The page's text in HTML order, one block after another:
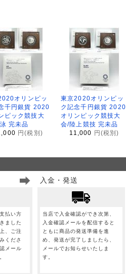
オリンピッ
千円銀貨 2020
ピック競技大
完未品
円(税別)
東京2020オリンピッ
ク記念千円銀貨 2020
オリンピック競技大
会/陸上競技 完未品
11,000 円(税別)
払い方
ました
、ご注
くださ
メール
入金・発送
当店で入金確認ができ次第、
入金確認メールを配信すると
ともに商品の発送準備を進
め、発送が完了しましたら、
メールでお知らせいたしま
す。